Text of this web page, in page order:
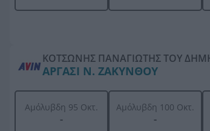
ΚΟΤΣΩΝΗΣ ΠΑΝΑΓΙΩΤΗΣ ΤΟΥ
ΑΡΓΑΣΙ Ν. ΖΑΚΥΝΘΟΥ
Αμόλυβδη 95 Οκτ.
-
Αμόλυβδη 100 Οκτ.
-